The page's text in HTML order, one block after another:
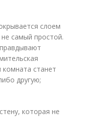
слоем
самый простой.
комната станет
другую;
которая не